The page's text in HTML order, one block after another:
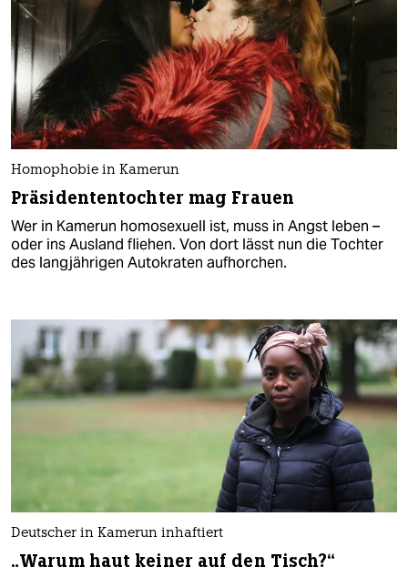
Homophobie in Kamerun
Präsidententochter mag Frauen
Wer in Kamerun homosexuell ist, muss in Angst leben –
oder ins Ausland fliehen. Von dort lässt nun die Tochter
des langjährigen Autokraten aufhorchen.
Deutscher in Kamerun inhaftiert
„Warum haut keiner auf den Tisch?“